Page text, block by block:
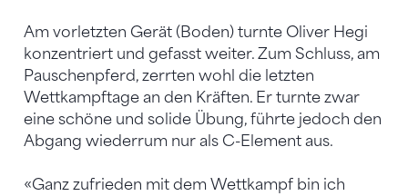
Am vorletzten Gerät (Boden) turnte Oliver Hegi
konzentriert und gefasst weiter. Zum Schluss, am
Pauschenpferd, zerrten wohl die letzten
Wettkampftage an den Kräften. Er turnte zwar
eine schöne und solide Übung, führte jedoch den
Abgang wiederrum nur als C-Element aus.
«Ganz zufrieden mit dem Wettkampf bin ich